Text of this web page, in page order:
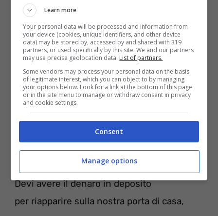
Riesci a vedere le luci tremolanti, baby?
Mettete il bicchiere in aria, con me,
Hola Hola far loro ci ascoltano, ad alta voce,
Il nostro piano è spento, Facciamogli
vedere con orgoglio
malvagio malvagio paese delle meraviglie
E ‘come attraversare il Rio Grande,
Devi avere il denaro in deposito
per riapparire sulla nostra porta di casa,
Learn more
Your personal data will be processed and information from
your device (cookies, unique identifiers, and other device
data) may be stored by, accessed by and shared with 319
partners, or used specifically by this site. We and our partners
may use precise geolocation data. List of partners.
Some vendors may process your personal data on the basis
of legitimate interest, which you can object to by managing
your options below. Look for a link at the bottom of this page
or in the site menu to manage or withdraw consent in privacy
and cookie settings.
Consent
Manage options